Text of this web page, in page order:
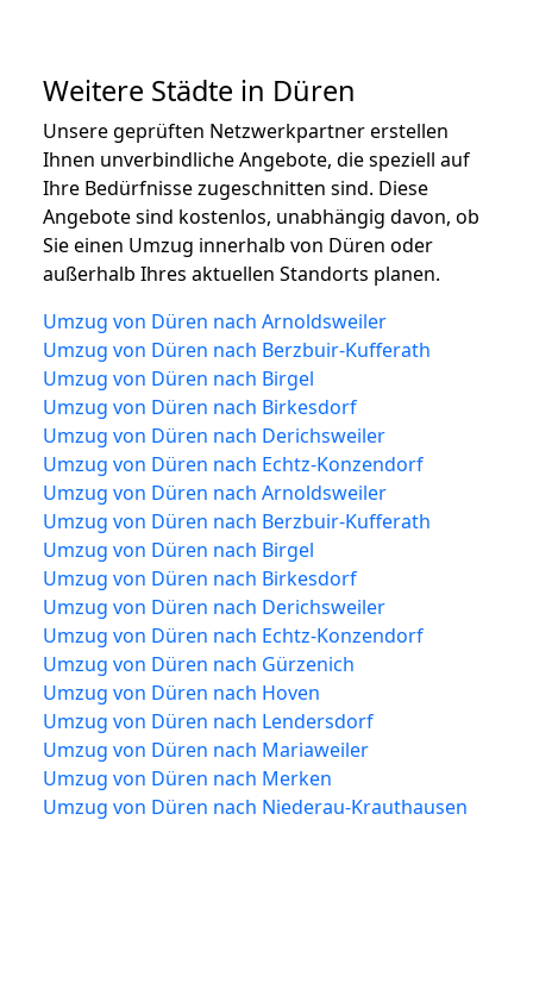
Weitere Städte in Düren
Unsere geprüften Netzwerkpartner erstellen
Ihnen unverbindliche Angebote, die speziell auf
Ihre Bedürfnisse zugeschnitten sind. Diese
Angebote sind kostenlos, unabhängig davon, ob
Sie einen Umzug innerhalb von Düren oder
außerhalb Ihres aktuellen Standorts planen.
Umzug von Düren nach Arnoldsweiler
Umzug von Düren nach Berzbuir-Kufferath
Umzug von Düren nach Birgel
Umzug von Düren nach Birkesdorf
Umzug von Düren nach Derichsweiler
Umzug von Düren nach Echtz-Konzendorf
Umzug von Düren nach Arnoldsweiler
Umzug von Düren nach Berzbuir-Kufferath
Umzug von Düren nach Birgel
Umzug von Düren nach Birkesdorf
Umzug von Düren nach Derichsweiler
Umzug von Düren nach Echtz-Konzendorf
Umzug von Düren nach Gürzenich
Umzug von Düren nach Hoven
Umzug von Düren nach Lendersdorf
Umzug von Düren nach Mariaweiler
Umzug von Düren nach Merken
Umzug von Düren nach Niederau-Krauthausen